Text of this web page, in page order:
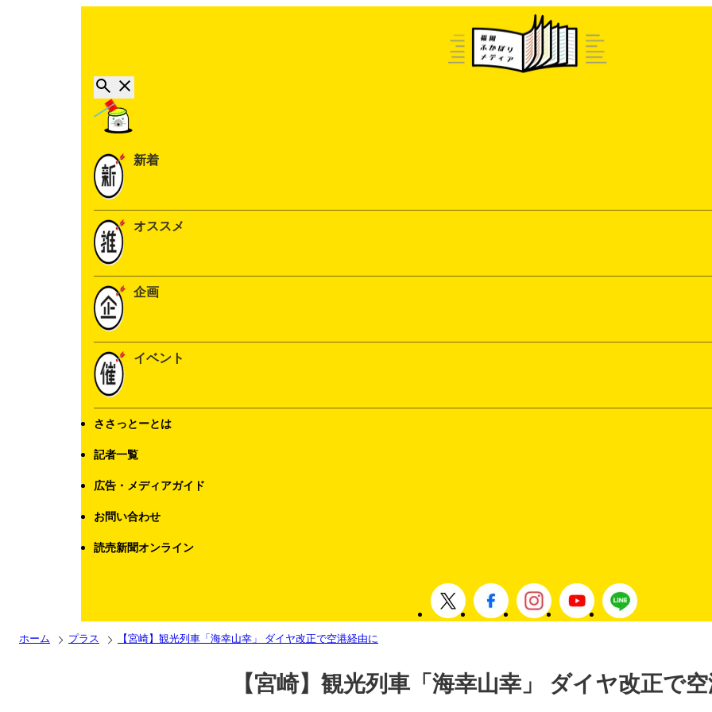
新着
オススメ
企画
イベント
ささっとーとは
記者一覧
広告・メディアガイド
お問い合わせ
読売新聞オンライン
ホーム プラス 【宮崎】観光列車「海幸山幸」 ダイヤ改正で空港経由に
【宮崎】観光列車「海幸山幸」 ダイヤ改正で